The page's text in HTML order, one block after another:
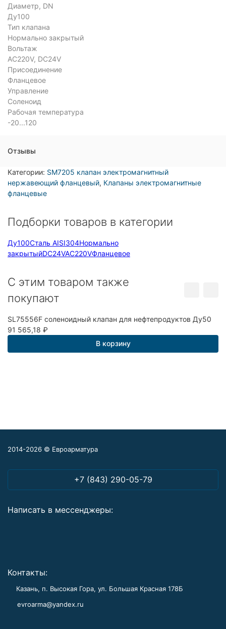
Диаметр, DN
Ду100
Тип клапана
Нормально закрытый
Вольтаж
AC220V, DC24V
Присоединение
Фланцевое
Управление
Соленоид
Рабочая температура
-20...120
Отзывы
Категории: SM7205 клапан электромагнитный
нержавеющий фланцевый, Клапаны электромагнитные
фланцевые
Подборки товаров в категории
Ду100Сталь AISI304Нормально
закрытыйDC24VAC220VФланцевое
C этим товаром также
покупают
SL75556F соленоидный клапан для нефтепродуктов Ду50
91 565,18 ₽
В корзину
2014-2026 © Евроарматура
+7 (843) 290-05-79
Написать в мессенджеры:
Контакты:
Казань, п. Высокая Гора, ул. Большая Красная 178Б
evroarma@yandex.ru